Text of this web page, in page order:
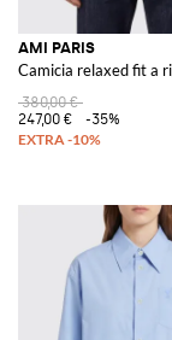
AMI PARIS
Camicia relaxed fit a
380,00 €
247,00 €
-35%